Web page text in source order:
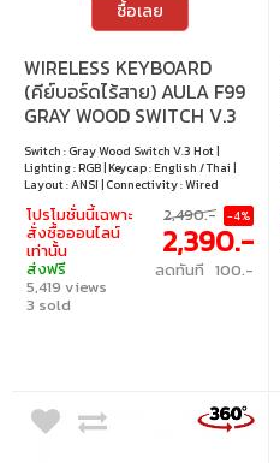
ซื้อเลย
WIRELESS KEYBOARD
(คีย์บอร์ดไร้สาย) AULA F99
GRAY WOOD SWITCH V.3
HOT RGB EN/TH - COMICS
Switch : Gray Wood Switch V.3 Hot |
Lighting : RGB | Keycap : English / Thai |
Layout : ANSI | Connectivity : Wired
(Detachable USB-C to USB-A) | 2.4GHz
Wireless Bluetooth | Hot Swappable : Yes
โปรโมชั่นนี้เฉพาะ
สั่งซื้อออนไลน์
เท่านั้น
ส่งฟรี
5,419 views
3 sold
2,490.- -4%
2,390.-
ลดทันที 100.-